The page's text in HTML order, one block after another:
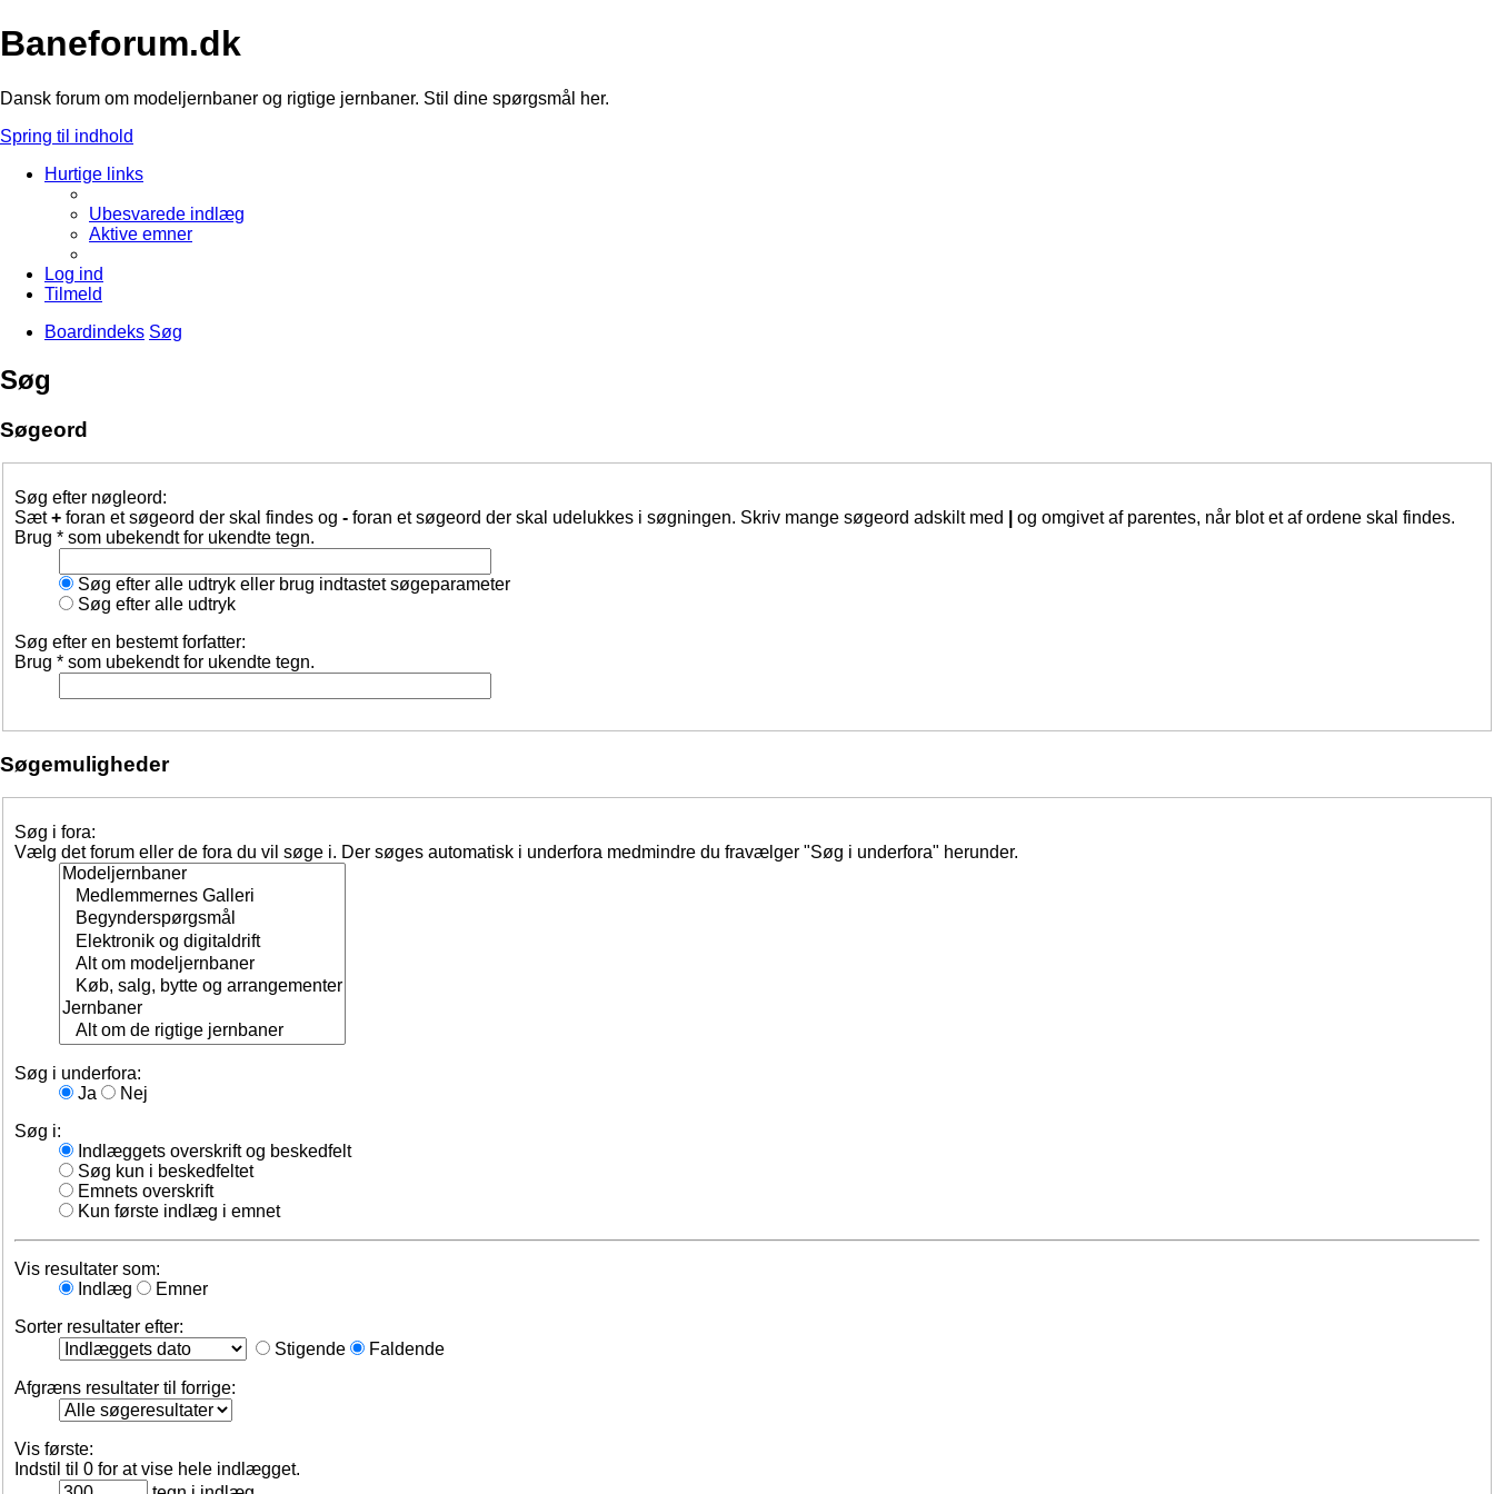
Baneforum.dk
Dansk forum om modeljernbaner og rigtige jernbaner. Stil dine spørgsmål her.
Spring til indhold
Hurtige links
Ubesvarede indlæg
Aktive emner
Log ind
Tilmeld
Boardindeks Søg
Søg
Søgeord
Søg efter nøgleord:
Sæt+ foran et søgeord der skal findes og - foran et søgeord der skal udelukkes i søgningen. Skriv mange søgeord adskilt med
og omgivet af parentes, når blot et af ordene skal findes.
Brug * som ubekendt for ukendte tegn.
Søg efter alle udtryk eller brug indtastet søgeparameter
Søg efter alle udtryk
Søg efter en bestemt forfatter:
Brug * som ubekendt for ukendte tegn.
Søgemuligheder
Søg i fora:
Vælg det forum eller de fora du vil søge i. Der søges automatisk i underfora medmindre du fravælger "Søg i underfora" herunder.
Søg i underfora:
Ja
Nej
Søg i:
Indlæggets overskrift og beskedfelt
Søg kun i beskedfeltet
Emnets overskrift
Kun første indlæg i emnet
Vis resultater som:
Indlæg
Emner
Sorter resultater efter:
Stigende
Faldende
Afgræns resultater til forrige:
Vis første:
Indstil til 0 for at vise hele indlægget.